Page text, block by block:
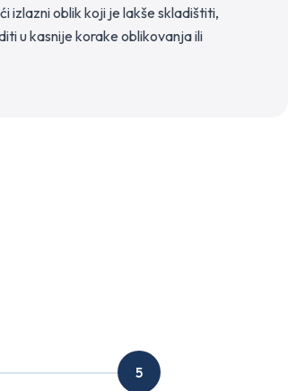
izlazni oblik koji je lakše skladištiti,
u kasnije korake oblikovanja ili
5